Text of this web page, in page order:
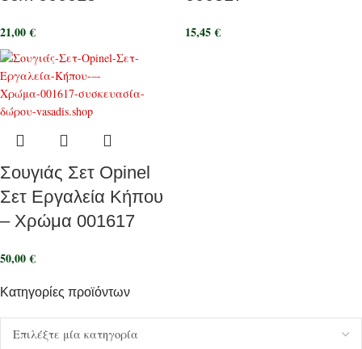
Κατηγορίες προϊόντων
21,00€ 15,45€
Σουγιάς Σετ Opinel
Σετ Εργαλεία Κήπου
– Χρώμα 001617
50,00€